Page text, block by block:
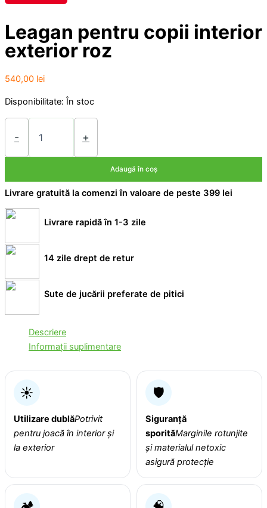
Leagan pentru copii interior
exterior roz
540,00 lei
Disponibilitate: În stoc
-
Cantitate
Leagan
copii
exterior
roz
+
Adaugă în coș
Livrare gratuită la comenzi în valoare de peste 399 lei
Livrare rapidă în 1-3 zile
14 zile drept de retur
Sute de jucării preferate de pitici
Descriere
Informații suplimentare
☀️
Utilizare dublăPotrivit
pentru joacă în interior și
la exterior
🛡️
Siguranță
sporităMarginile rotunjite
și materialul netoxic
asigură protecție